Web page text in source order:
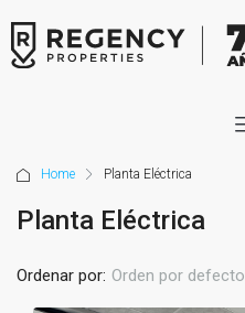
Home Planta Eléctrica
Planta Eléctrica
Ordenar por: Orden por defecto